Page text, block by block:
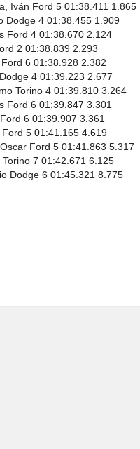
Iván Ford 5 01:38.411 1.865
Dodge 4 01:38.455 1.909
Ford 4 01:38.670 2.124
2 01:38.839 2.293
6 01:38.928 2.382
4 01:39.223 2.677
Torino 4 01:39.810 3.264
Ford 6 01:39.847 3.301
6 01:39.907 3.361
5 01:41.165 4.619
Ford 5 01:41.863 5.317
7 01:42.671 6.125
Dodge 6 01:45.321 8.775